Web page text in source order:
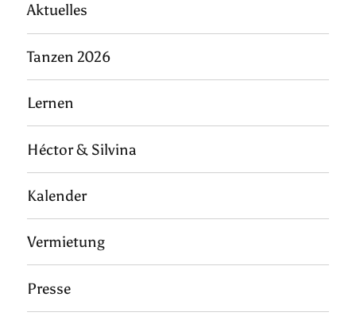
Aktuelles
Tanzen 2026
Lernen
Héctor & Silvina
Kalender
Vermietung
Presse